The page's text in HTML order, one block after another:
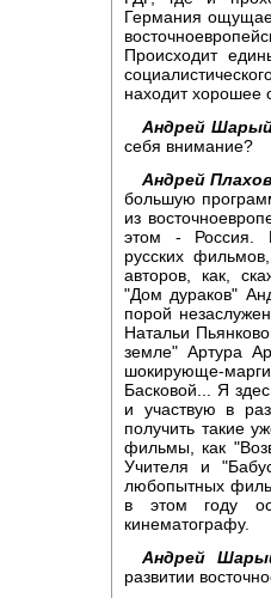
Германия
Происходит
находит хорошее
Андрей
себя внимание?
Андрей
большую
из
этом - Россия.
русских
авторов, как,
"Дом дураков"
порой
Натальи
земле" Артура
шокирующе-
Басковой... Я
и участвую в
получить такие
фильмы, как
Учителя и
любопытных
в этом году
кинематографу.
Андрей
развитии